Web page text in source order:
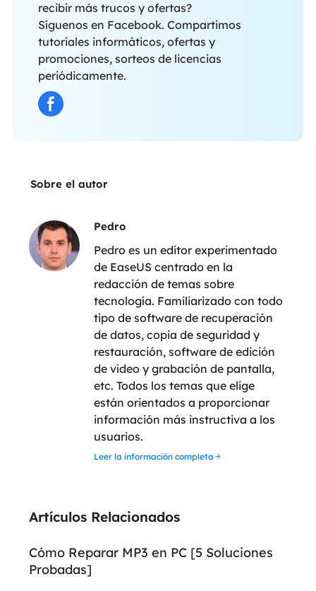
recibir más trucos y ofertas?
Síguenos en Facebook. Compartimos
tutoriales informáticos, ofertas y
promociones, sorteos de licencias
periódicamente.
Sobre el autor
Pedro
Pedro es un editor experimentado
de EaseUS centrado en la
redacción de temas sobre
tecnología. Familiarizado con todo
tipo de software de recuperación
de datos, copia de seguridad y
restauración, software de edición
de vídeo y grabación de pantalla,
etc. Todos los temas que elige
están orientados a proporcionar
información más instructiva a los
usuarios.
Leer la información completa
Artículos Relacionados
Cómo Reparar MP3 en PC [5 Soluciones
Probadas]